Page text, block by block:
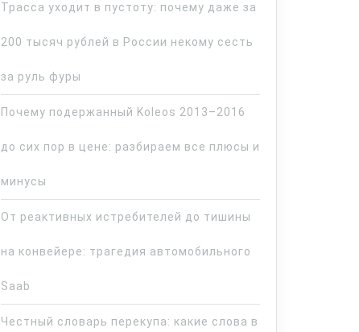
Трасса уходит в пустоту: почему даже за
200 тысяч рублей в России некому сесть
за руль фуры
Почему подержанный Koleos 2013–2016
до сих пор в цене: разбираем все плюсы и
минусы
От реактивных истребителей до тишины
на конвейере: трагедия автомобильного
Saab
Честный словарь перекупа: какие слова в